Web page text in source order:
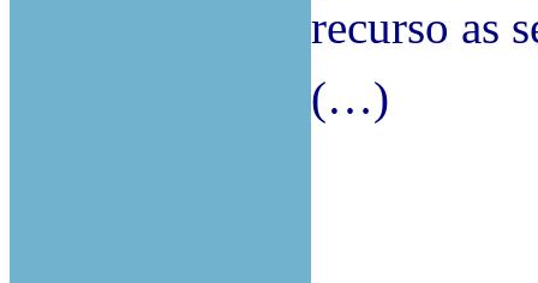
recurso as
(…)